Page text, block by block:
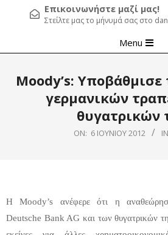
Επικοινωνήστε μαζί μας!
Στείλτε μας το μήνυμά σας στο
Navigation
Menu
Moody’s: Υποβάθμισε
γερμανικών
θυγατρικών
ON: 6 ΙΟΥΝΊΟΥ 2012
Η Moody’s ανέφερε ότι η
Deutsche Bank AG και των θυγατρικών